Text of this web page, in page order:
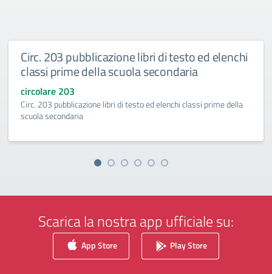
Circ. 203 pubblicazione libri di testo ed elenchi
classi prime della scuola secondaria
circolare 203
Circ. 203 pubblicazione libri di testo ed elenchi classi prime della
scuola secondaria
Scarica la nostra app ufficiale su:
App Store Play Store